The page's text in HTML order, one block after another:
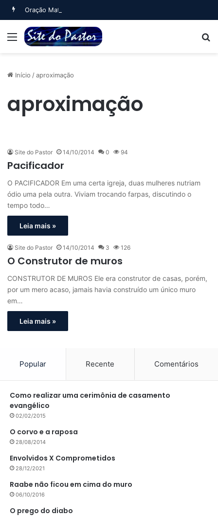
Oração Matinal (Salmo 5)
Menu
Início /aproximação
aproximação
Site do Pastor 14/10/2014 0 94
Pacificador
O PACIFICADOR Em uma certa igreja, duas mulheres nutriam
ódio uma pela outra. Viviam trocando farpas, discutindo o
tempo todo…
Leia mais »
Site do Pastor 14/10/2014 3 126
O Construtor de muros
CONSTRUTOR DE MUROS Ele era construtor de casas, porém,
por um mero acaso, jamais havia construído um único muro
em…
Leia mais »
Popular Recente Comentários
Como realizar uma cerimônia de casamento
evangélico
02/02/2015
O corvo e a raposa
28/08/2014
Envolvidos X Comprometidos
28/12/2021
Raabe não ficou em cima do muro
06/10/2016
O prego do diabo